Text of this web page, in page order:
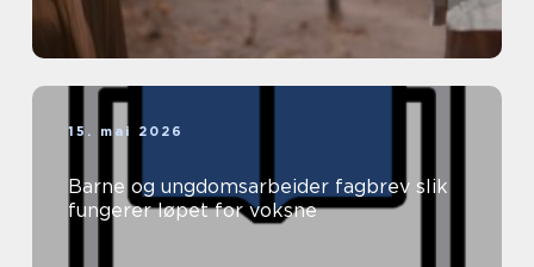
15. mai 2026
Barne og ungdomsarbeider fagbrev slik
fungerer løpet for voksne